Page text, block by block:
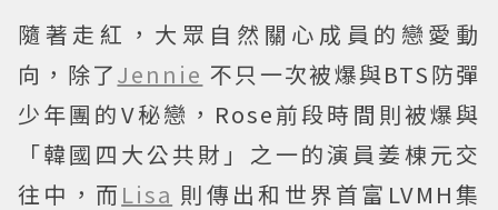
隨著走紅，大眾自然關心成員的戀愛動
向，除了Jennie 不只一次被爆與BTS防彈
少年團的V秘戀，Rose前段時間則被爆與
「韓國四大公共財」之一的演員姜棟元交
往中，而 Lisa 則傳出和世界首富LVMH集